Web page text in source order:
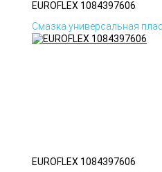
EUROFLEX 1084397606
Смазка универсальная
EUROFLEX 1084397606